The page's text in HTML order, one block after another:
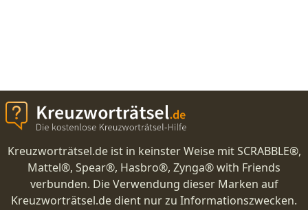
Kreuzworträtsel.de ist in keinster Weise mit SCRABBLE®,
Mattel®, Spear®, Hasbro®, Zynga® with Friends
verbunden. Die Verwendung dieser Marken auf
Kreuzworträtsel.de dient nur zu Informationszwecken.